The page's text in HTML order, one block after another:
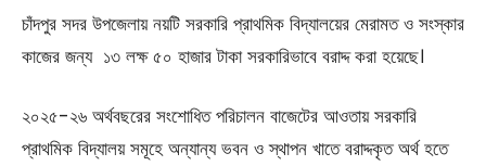
চাঁদপুর সদর উপজেলায় নয়টি সরকারি প্রাথমিক বিদ্যালয়ের মেরামত ও সংস্কার
কাজের জন্য ১৩ লক্ষ ৫০ হাজার টাকা সরকারিভাবে বরাদ্দ করা হয়েছে।
২০২৫-২৬ অর্থবছরের সংশোধিত পরিচালন বাজেটের আওতায় সরকারি
প্রাথমিক বিদ্যালয় সমূহে অন্যান্য ভবন ও স্থাপন খাতে বরাদ্দকৃত অর্থ হতে